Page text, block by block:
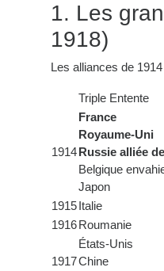
1. Les
1918)
Les alliances de
1914
France
Royaume-Uni
Russie alliée
Belgique
Japon
1915Italie
1916Roumanie
1917
États-Unis
Chine
Triple Entente